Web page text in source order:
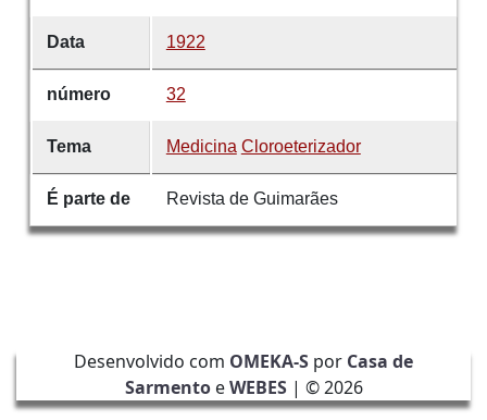
Data 1922
número 32
Tema Medicina Cloroeterizador
É parte de Revista de Guimarães
Desenvolvido com OMEKA-S por Casa de
SarmentoeWEBES| ©2026